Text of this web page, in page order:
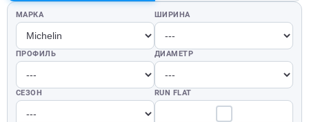
МАРКА ШИРИНА
ПРОФИЛЬ ДИАМЕТР
СЕЗОН RUN FLAT